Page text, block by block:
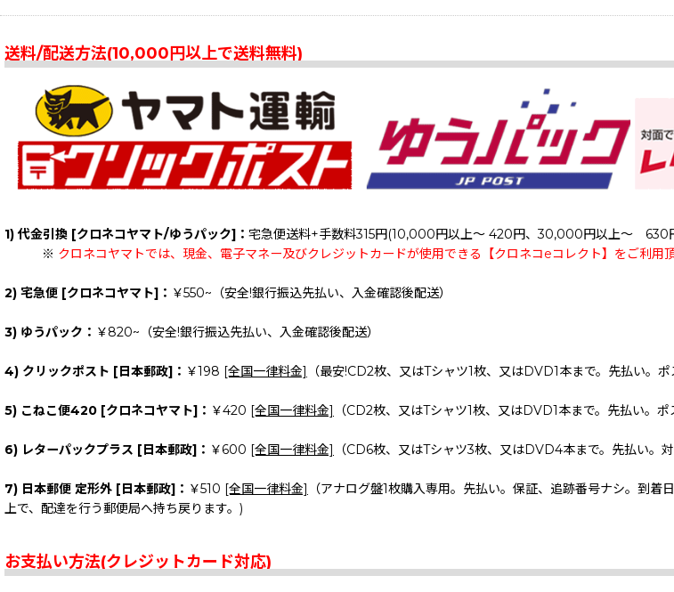
送料/配送方法(10,000円以上で送料無料)
1) 代金引換 [クロネコヤマト/ゆうパック]： 宅急便送料+手数料315円(10,000円以上～ 420円、30,000円以上～ 630
※ クロネコヤマトでは、現金、電子マネー及びクレジットカードが使用できる【クロネコeコレクト】をご利用頂
2) 宅急便 [クロネコヤマト]： ￥550~（安全!銀行振込先払い、入金確認後配送）
3) ゆうパック： ￥820~（安全!銀行振込先払い、入金確認後配送）
4) クリックポスト [日本郵政]： ￥198 [全国一律料金] （最安!CD2枚、又はTシャツ1枚、又はDVD1本まで。先払い。
5) こねこ便420 [クロネコヤマト]： ￥420 [全国一律料金] （CD2枚、又はTシャツ1枚、又はDVD1本まで。先払い。ポ
6) レターパックプラス [日本郵政]： ￥600 [全国一律料金] （CD6枚、又はTシャツ3枚、又はDVD4本まで。先払い。
7) 日本郵便 定形外 [日本郵政]： ￥510 [全国一律料金]
（アナログ盤1枚購入専用。先払い。保証、追跡番号ナシ。到
上で、配達を行う郵便局へ持ち戻ります。)
お支払い方法(クレジットカード対応)